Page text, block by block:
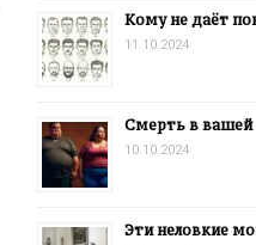
Кому не даёт
11.10.2024
Смерть в вашей
10.10.2024
Эти неловкие